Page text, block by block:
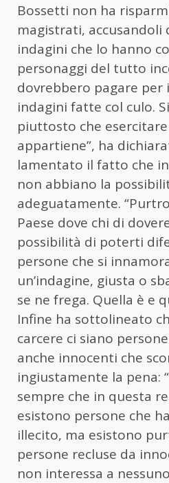
Bossetti non ha
magistrati, accusandoli
indagini che lo hanno
personaggi del tutto
dovrebbero pagare
indagini fatte col culo.
piuttosto che
appartiene”, ha
lamentato il fatto che
non abbiano la
adeguatamente.
Paese dove chi di
possibilità di poterti
persone che si
un’indagine, giusta o
se ne frega. Quella è e
Infine ha sottolineato
carcere ci siano
anche innocenti che
ingiustamente la pena:
sempre che in questa
esistono persone che
illecito, ma esistono
persone recluse da
non interessa a